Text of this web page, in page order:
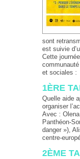
sont
est suivie
Cette
et sociales :
1ÈRE
Quelle aide
organiser
Avec :
Panthéon-
danger »),
centre-
2ÈME